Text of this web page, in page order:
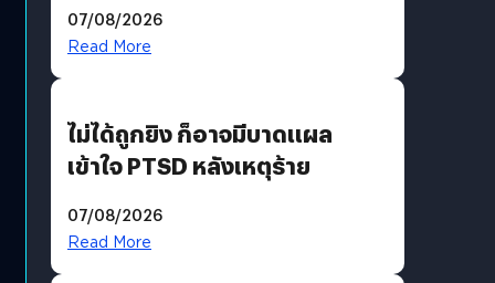
07/08/2026
Read More
ไม่ได้ถูกยิง ก็อาจมีบาดแผล
เข้าใจ PTSD หลังเหตุร้าย
07/08/2026
Read More